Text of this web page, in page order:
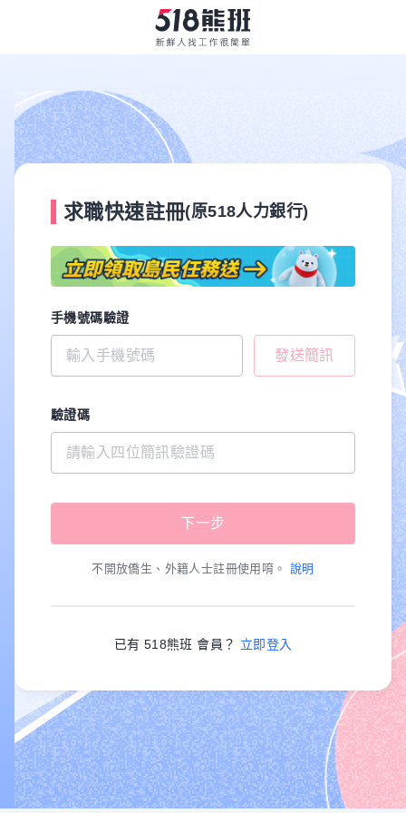
求職快速註冊(原518人力銀行)
手機號碼驗證
發送簡訊
驗證碼
不開放僑生、外籍人士註冊使用唷。 說明
已有 518熊班 會員？ 立即登入